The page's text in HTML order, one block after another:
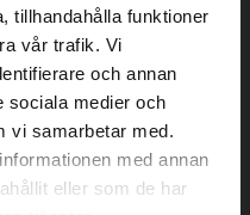
tillhandahålla funktioner
vår trafik. Vi
och annan
sociala medier och
vi samarbetar med.
med annan
eller som de har
language
all the
Swedish